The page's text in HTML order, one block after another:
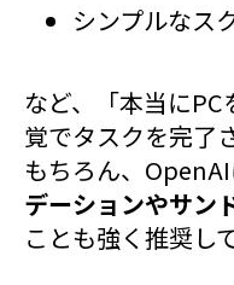
シンプルなス
など、「本当に
覚でタスクを完了
もちろん、
デーションやサン
ことも強く推奨し